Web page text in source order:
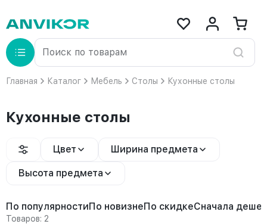
Главная Каталог Мебель Столы Кухонные столы
Кухонные столы
Цвет Ширина предмета
Высота предмета
По популярностиПо новизнеПо скидкеСначала
Товаров: 2